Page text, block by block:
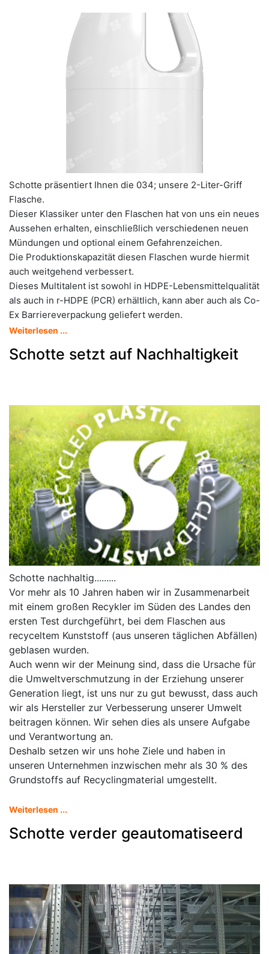
Schotte präsentiert Ihnen die 034; unsere 2-Liter-Griff
Flasche.
Dieser Klassiker unter den Flaschen hat von uns ein neues
Aussehen erhalten, einschließlich verschiedenen neuen
Mündungen und optional einem Gefahrenzeichen.
Die Produktionskapazität diesen Flaschen wurde hiermit
auch weitgehend verbessert.
Dieses Multitalent ist sowohl in HDPE-Lebensmittelqualität
als auch in r-HDPE (PCR) erhältlich, kann aber auch als Co-
Ex Barriereverpackung geliefert werden.
Weiterlesen ...
Schotte setzt auf Nachhaltigkeit
Schotte nachhaltig.........
Vor mehr als 10 Jahren haben wir in Zusammenarbeit
mit einem großen Recykler im Süden des Landes den
ersten Test durchgeführt, bei dem Flaschen aus
recyceltem Kunststoff (aus unseren täglichen Abfällen)
geblasen wurden.
Auch wenn wir der Meinung sind, dass die Ursache für
die Umweltverschmutzung in der Erziehung unserer
Generation liegt, ist uns nur zu gut bewusst, dass auch
wir als Hersteller zur Verbesserung unserer Umwelt
beitragen können. Wir sehen dies als unsere Aufgabe
und Verantwortung an.
Deshalb setzen wir uns hohe Ziele und haben in
unseren Unternehmen inzwischen mehr als 30 % des
Grundstoffs auf Recyclingmaterial umgestellt.
Weiterlesen ...
Schotte verder geautomatiseerd